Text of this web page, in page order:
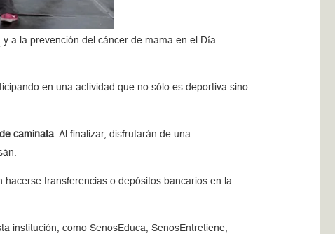
y a la prevención del cáncer de mama en el Día
en una actividad que no sólo es deportiva sino
caminata . Al finalizar, disfrutarán de una
hacerse transferencias o depósitos bancarios en la
institución, como SenosEduca, SenosEntretiene,